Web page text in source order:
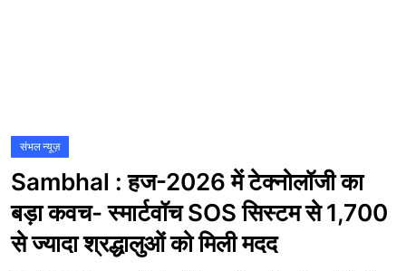
खेल
वायरल न्यूज़
संभल न्यूज़
Sambhal : हज-2026 में टेक्नोलॉजी का
बड़ा कवच- स्मार्टवॉच SOS सिस्टम से 1,700
से ज्यादा श्रद्धालुओं को मिली मदद